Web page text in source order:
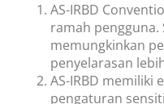
AS-IRBD
ramah
memungkinkan
penyelarasan
AS-IRBD memiliki
pengaturan